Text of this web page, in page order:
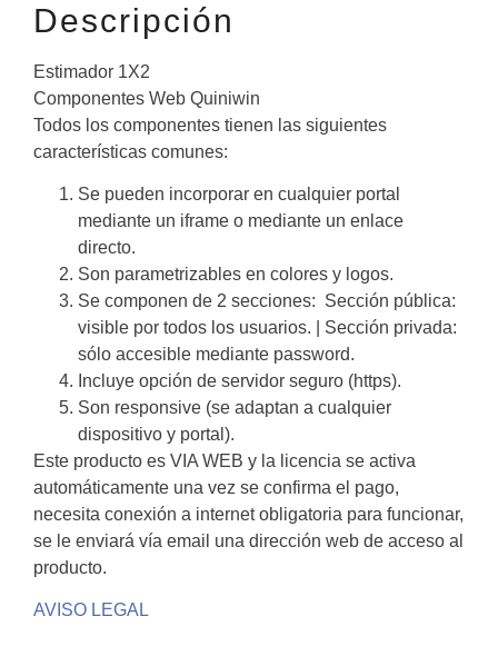
Descripción
Estimador 1X2
Componentes Web Quiniwin
Todos los componentes tienen las siguientes
características comunes:
Se pueden incorporar en cualquier portal
mediante un iframe o mediante un enlace
directo.
Son parametrizables en colores y logos.
Se componen de 2 secciones: Sección pública:
visible por todos los usuarios. | Sección privada:
sólo accesible mediante password.
Incluye opción de servidor seguro (https).
Son responsive (se adaptan a cualquier
dispositivo y portal).
Este producto es VIA WEB y la licencia se activa
automáticamente una vez se confirma el pago,
necesita conexión a internet obligatoria para funcionar,
se le enviará vía email una dirección web de acceso al
producto.
AVISO LEGAL